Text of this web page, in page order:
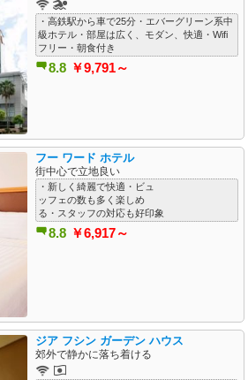
・高鉄駅から車で25分・エバーグリーン系中
級ホテル・部屋は広く、モダン、快適・Wifi
フリー・朝食付き
8.8 ￥9,791～
フー ワード ホテル
街中心で立地良い
・新しく綺麗で快適・ビュ
ッフェの数も多く楽しめ
る・スタッフの対応も好印象
8.8 ￥6,917～
ジア フシン ガーデン ハウス
郊外で静かに落ち着ける